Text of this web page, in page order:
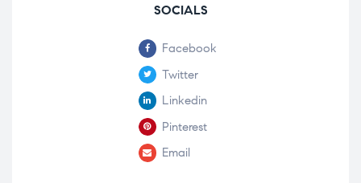
SOCIALS
Facebook
Twitter
Linkedin
Pinterest
Email